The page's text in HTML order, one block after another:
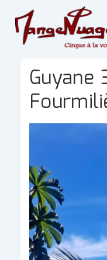
passer